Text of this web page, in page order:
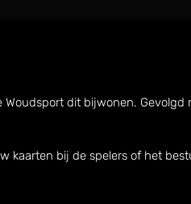
dit bijwonen.
kaarten bij de spelers of het